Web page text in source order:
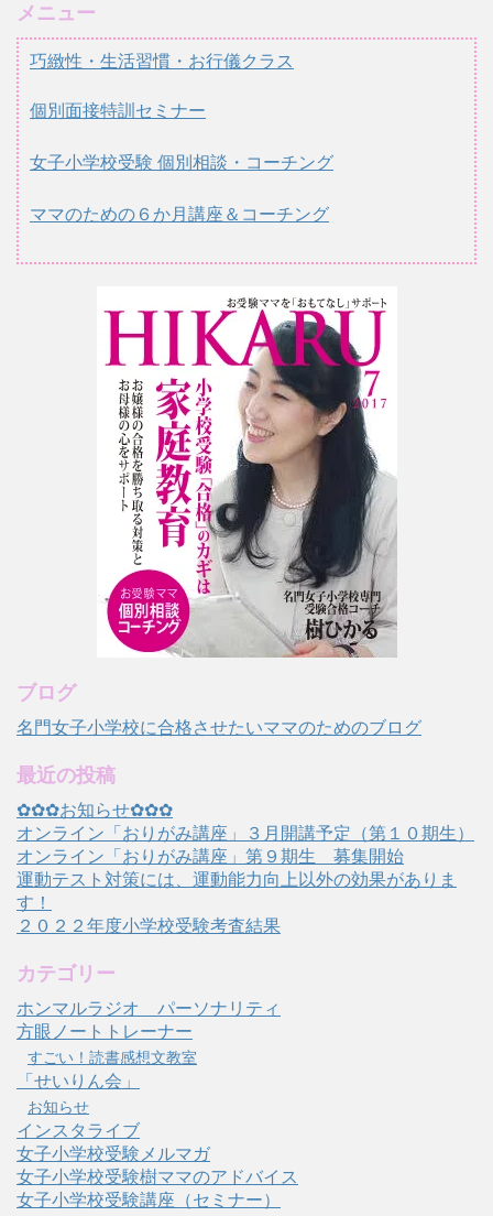
メニュー
巧緻性・生活習慣・お行儀クラス
個別面接特訓セミナー
女子小学校受験 個別相談・コーチング
ママのための６か月講座＆コーチング
ブログ
名門女子小学校に合格させたいママのためのブログ
最近の投稿
✿✿✿お知らせ✿✿✿
オンライン「おりがみ講座」３月開講予定（第１０期生）
オンライン「おりがみ講座」第９期生 募集開始
運動テスト対策には、運動能力向上以外の効果がありま
す！
２０２２年度小学校受験考査結果
カテゴリー
ホンマルラジオ パーソナリティ
方眼ノートトレーナー
すごい！読書感想文教室
「せいりん会」
お知らせ
インスタライブ
女子小学校受験メルマガ
女子小学校受験樹ママのアドバイス
女子小学校受験講座（セミナー）